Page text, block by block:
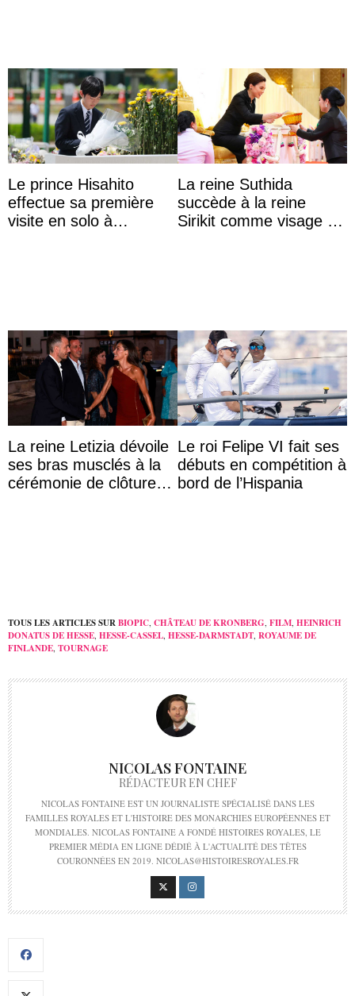
Le prince Hisahito
effectue sa première
visite en solo à
La reine Suthida
succède à la reine
Sirikit comme visage de
La reine Letizia dévoile
ses bras musclés à la
cérémonie de clôture
Le roi Felipe VI fait ses
débuts en compétition à
bord de l’Hispania
TOUS LES ARTICLES SURBIOPIC CHÂTEAU DE KRONBERG FILM HEINRICH
DONATUS DE HESSE HESSE-CASSEL HESSE-DARMSTADT ROYAUME DE
FINLANDE TOURNAGE
NICOLAS FONTAINE
RÉDACTEUR EN CHEF
NICOLAS FONTAINE EST UN JOURNALISTE SPÉCIALISÉ DANS LES
FAMILLES ROYALES ET L'HISTOIRE DES MONARCHIES EUROPÉENNES ET
MONDIALES. NICOLAS FONTAINE A FONDÉ HISTOIRES ROYALES, LE
PREMIER MÉDIA EN LIGNE DÉDIÉ À L'ACTUALITÉ DES TÊTES
COURONNÉES EN 2019. NICOLAS@HISTOIRESROYALES.FR